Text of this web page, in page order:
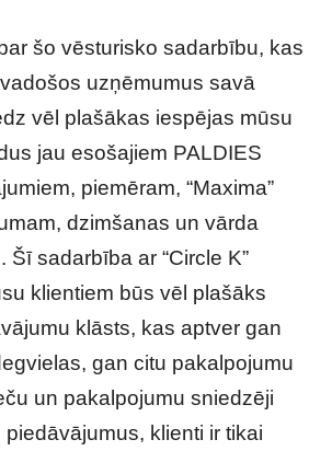
šo vēsturisko sadarbību, kas
uzņēmumus savā
vēl plašākas iespējas mūsu
jau esošajiem PALDIES
piemēram, “Maxima”
dzimšanas un vārda
Šī sadarbība ar “Circle K”
klientiem būs vēl plašāks
klāsts, kas aptver gan
gan citu pakalpojumu
un pakalpojumu sniedzēji
klienti ir tikai